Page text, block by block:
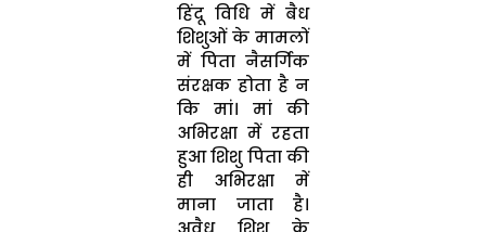
हिंदू विधि में बैध
शिशुओं के मामलों
में पिता नैसर्गिक
संरक्षक होता है न
कि मां। मां की
अभिरक्षा में रहता
हुआ शिशु पिता की
ही अभिरक्षा में
माना जाता है।